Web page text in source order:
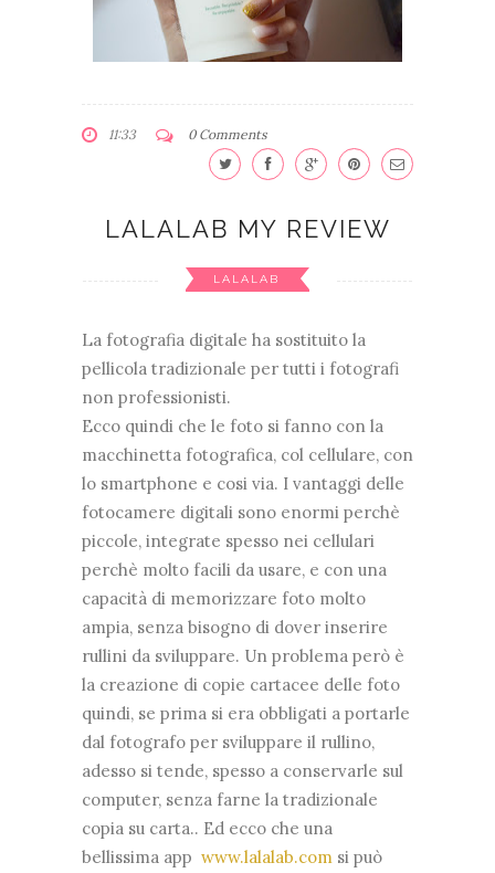
11:33 0 Comments
LALALAB MY REVIEW
LALALAB
La fotografia digitale ha sostituito la
pellicola tradizionale per tutti i fotografi
non professionisti.
Ecco quindi che le foto si fanno con la
macchinetta fotografica, col cellulare, con
lo smartphone e cosi via. I vantaggi delle
fotocamere digitali sono enormi perchè
piccole, integrate spesso nei cellulari
perchè molto facili da usare, e con una
capacità di memorizzare foto molto
ampia, senza bisogno di dover inserire
rullini da sviluppare. Un problema però è
la creazione di copie cartacee delle foto
quindi, se prima si era obbligati a portarle
dal fotografo per sviluppare il rullino,
adesso si tende, spesso a conservarle sul
computer, senza farne la tradizionale
copia su carta.. Ed ecco che una
bellissima app www.lalalab.com si può